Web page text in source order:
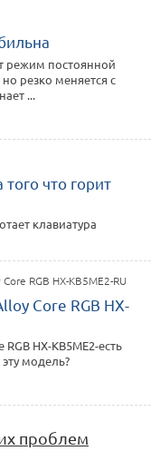
режим постоянной
резко меняется с
...
что горит
клавиатура
RGB HX-KB5ME2-RU
Core RGB HX-
HX-KB5ME2-есть
модель?
проблем